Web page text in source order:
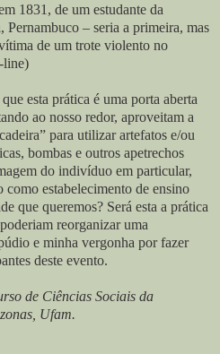
1831, de um estudante da
– seria a primeira, mas
de um trote violento no
line)
esta prática é uma porta aberta
ao nosso redor, aproveitam a
para utilizar artefatos e/ou
bombas e outros apetrechos
do indivíduo em particular,
estabelecimento de ensino
que queremos? Será esta a prática
reorganizar uma
e minha vergonha por fazer
deste evento.
de Ciências Sociais da
Ufam.